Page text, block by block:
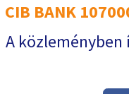
CIB BANK
A közleményben